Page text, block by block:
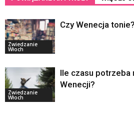
Zwiedzanie
Włoch
Czy Wenecja tonie?
Zwiedzanie
Włoch
Ile czasu potrzeba
Wenecji?